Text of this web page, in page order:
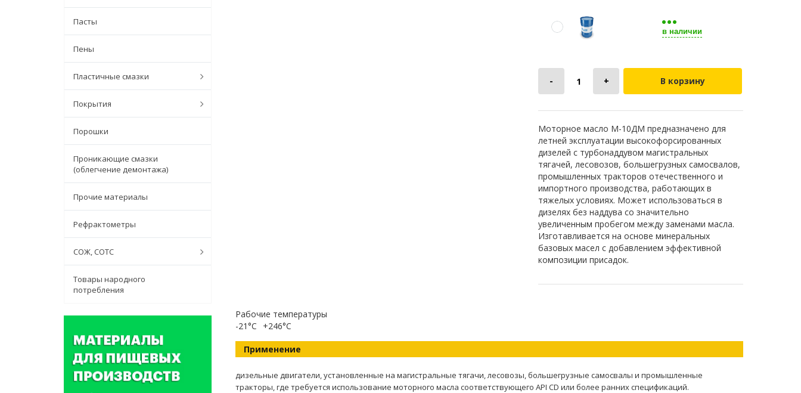
Пасты
Пены
Пластичные смазки
Покрытия
Порошки
Проникающие смазки
(облегчение демонтажа)
Прочие материалы
Рефрактометры
СОЖ, СОТС
Товары народного
потребления
в наличии
В корзину
Моторное масло М-10ДМ предназначено для
летней эксплуатации высокофорсированных
дизелей с турбонаддувом магистральных
тягачей, лесовозов, большегрузных самосвалов,
промышленных тракторов отечественного и
импортного производства, работающих в
тяжелых условиях. Может использоваться в
дизелях без наддува со значительно
увеличенным пробегом между заменами масла.
Изготавливается на основе минеральных
базовых масел с добавлением эффективной
композиции присадок.
Рабочие температуры
-21°C
+246°C
Применение
дизельные двигатели, установленные на магистральные тягачи, лесовозы, большегрузные самосвалы и промышленные
тракторы, где требуется использование моторного масла соответствующего API CD или более ранних спецификаций.